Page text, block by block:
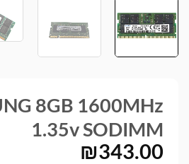
8GB 1600MHz
1.35v SODIMM
₪343.00